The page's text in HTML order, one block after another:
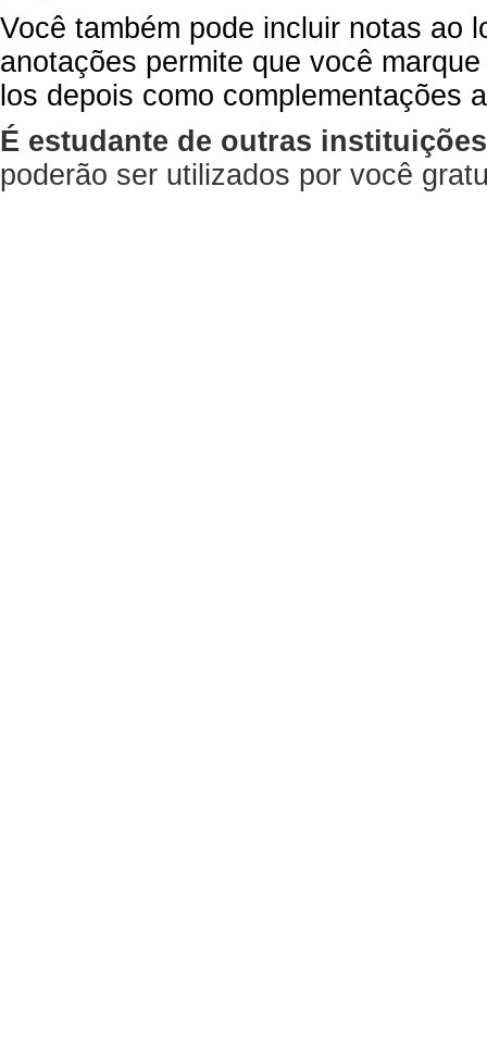
Você também pode incluir notas ao
anotações permite que você
los depois como complementações
É estudante de outras
poderão ser utilizados por você